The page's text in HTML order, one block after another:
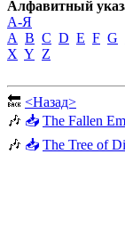
Алфавитный
А-Я
A B C D E F G
X Y Z
🔙 <Назад>
🎶 📥 The Fallen
🎶 📥 The Tree of